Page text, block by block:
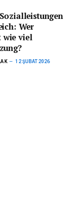
Wer
wie viel
12 ŞUBAT 2026